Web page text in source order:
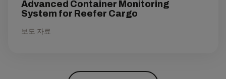
Advanced Container Monitoring
System for Reefer Cargo
보도 자료